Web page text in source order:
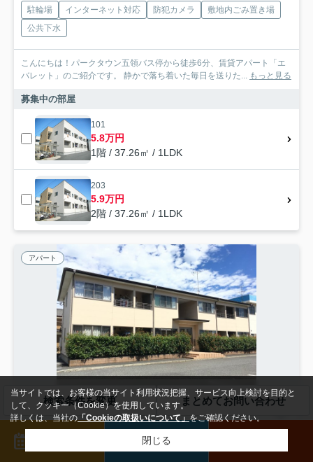
駐輪場 インターネット対応 防犯カメラ
敷地内ごみ置き場
公共下水
こんにちは！パークタウン五領バス停から徒歩6分、賃貸アパート「エ
バレット」のご紹介です。 静かで落ち着いた毎日を送りた...
もっと見る
募集中の部屋
101
5.8万円
1階 / 37.26㎡ / 1LDK
203
5.9万円
2階 / 37.26㎡ / 1LDK
アパート
アルメゾンアネシス
5万円管理/共益費5,000円
検索条件を変更 まとめてお問い合わせ
メール
当サイトでは、お客様の当サイト利用状況把握、サービス向上検討を目的と
して、クッキー（Cookie）を使用しています。
詳しくは、当社の「Cookieの取扱いについて」をご確認ください。
閉じる